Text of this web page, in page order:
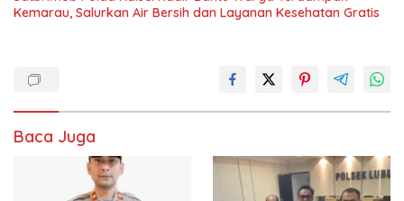
Kemarau, Salurkan Air Bersih dan Layanan Kesehatan Gratis
Baca Juga